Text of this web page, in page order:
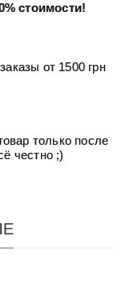
стоимости!
от 1500 грн
только после
честно ;)